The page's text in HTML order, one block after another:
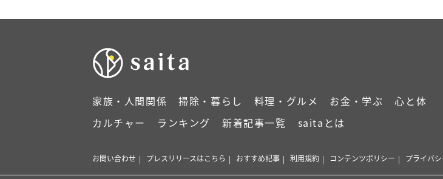
家族・人間関係 掃除・暮らし 料理・グルメ お金・学ぶ
心と体
カルチャー
ランキング 新着記事一覧 saitaとは
お問い合わせ プレスリリースはこちら おすすめ記事 利用規約 コンテンツポリシー プライバ